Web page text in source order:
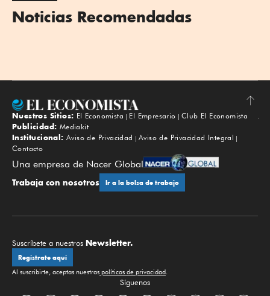
Noticias Recomendadas
Subir
Nuestros Sitios: El Economista El Empresario
Club El Economista
Publicidad: Mediakit
Institucional: Aviso de Privacidad
Aviso de Privacidad Integral
Contacto
Una empresa de Nacer Global
Trabaja con nosotros Ir a la bolsa de trabajo
Suscríbete a nuestros Newsletter.
Regístrate aquí
Al suscribirte, aceptas nuestras políticas de privacidad.
Síguenos